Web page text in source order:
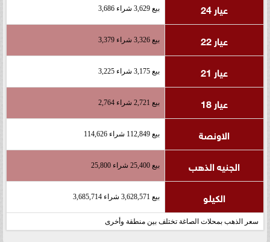
عيار 24
بيع 3,629 شراء 3,686
عيار 22 بيع 3,326 شراء 3,379
عيار 21 بيع 3,175 شراء 3,225
عيار 18 بيع 2,721 شراء 2,764
الاونصة بيع 112,849 شراء 114,626
الجنيه الذهب بيع 25,400 شراء 25,800
الكيلو بيع 3,628,571 شراء 3,685,714
سعر الذهب بمحلات الصاغة تختلف بين منطقة وأخرى